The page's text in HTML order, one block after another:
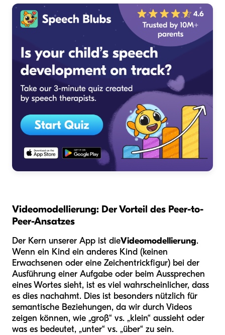
Videomodellierung: Der Vorteil des Peer-to-
Peer-Ansatzes
Der Kern unserer App ist dieVideomodellierung.
Wenn ein Kind ein anderes Kind (keinen
Erwachsenen oder eine Zeichentrickfigur) bei der
Ausführung einer Aufgabe oder beim Aussprechen
eines Wortes sieht, ist es viel wahrscheinlicher, dass
es dies nachahmt. Dies ist besonders nützlich für
semantische Beziehungen, da wir durch Videos
zeigen können, wie „groß“ vs. „klein“ aussieht oder
was es bedeutet, „unter“ vs. „über“ zu sein.